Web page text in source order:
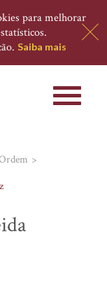
para melhorar
Saiba mais
Toggle